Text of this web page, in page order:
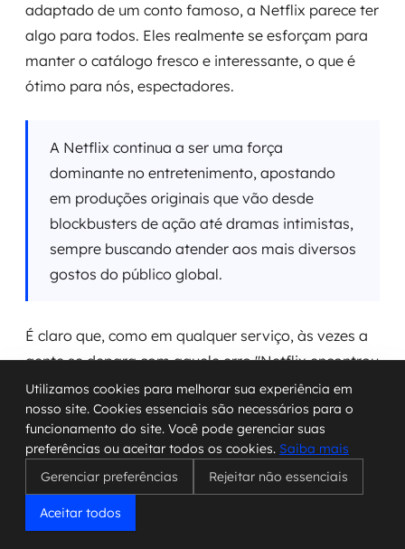
adaptado de um conto famoso, a Netflix parece ter
algo para todos. Eles realmente se esforçam para
manter o catálogo fresco e interessante, o que é
ótimo para nós, espectadores.
A Netflix continua a ser uma força
dominante no entretenimento, apostando
em produções originais que vão desde
blockbusters de ação até dramas intimistas,
sempre buscando atender aos mais diversos
gostos do público global.
É claro que, como em qualquer serviço, às vezes a
gente se depara com aquele erro "Netflix encontrou
um erro", mas geralmente é algo que se resolve
rápido. O importante é que a experiência geral de
assistir aos nossos conteúdos favoritos, ou
descobrir novas paixões, continua sendo muito
boa. Eles também facilitam bastante na hora de
assinar, seja pelo celular, computador ou TV, o que
Utilizamos cookies para melhorar sua experiência em
nosso site. Cookies essenciais são necessários para o
funcionamento do site. Você pode gerenciar suas
preferências ou aceitar todos os cookies. Saiba mais
Gerenciar preferências
Rejeitar não essenciais
Aceitar todos